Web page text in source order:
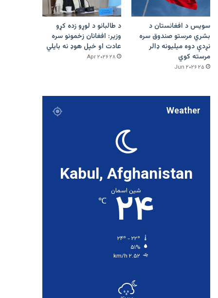
سویس د افغانستان د
بشري مرستو صندوق سره
نږدې دوه میلیونه ډالر
مرسته کوي
۲۵ Jun ۲۰۲۶
د طالبانو د لوړو زده کړو
وزیر: افغانان زخمونو سره
عادت او خپل هوډ نه بایلي
۲۸ Apr ۲۰۲۶
Weather
Kabul, Afghanistan
شین اسمان
۲۴ ℃
۵۱%
۲.۵۲ km/h